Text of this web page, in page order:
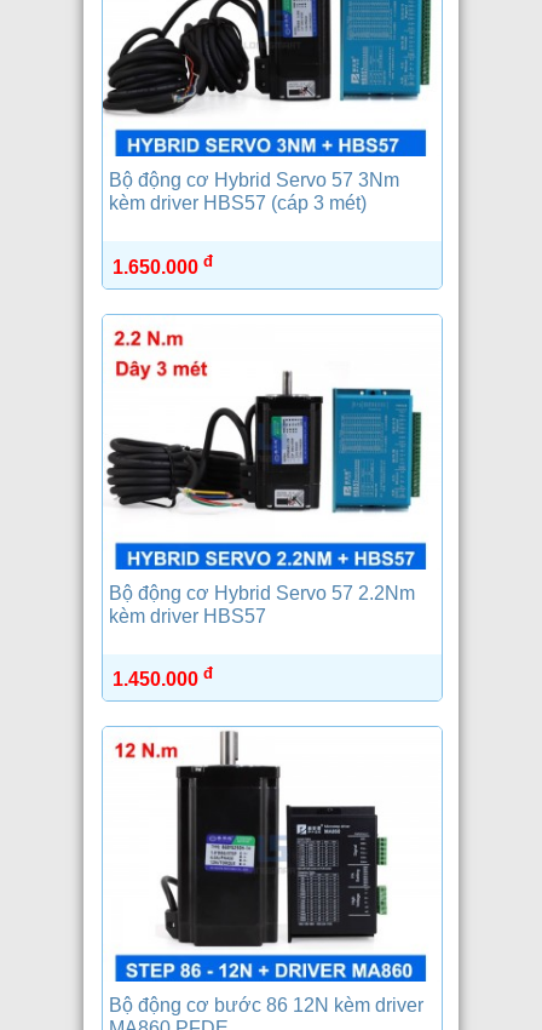
Bộ động cơ Hybrid Servo 57 3Nm
kèm driver HBS57 (cáp 3 mét)
1.650.000 đ
Bộ động cơ Hybrid Servo 57 2.2Nm
kèm driver HBS57
1.450.000 đ
Bộ động cơ bước 86 12N kèm driver